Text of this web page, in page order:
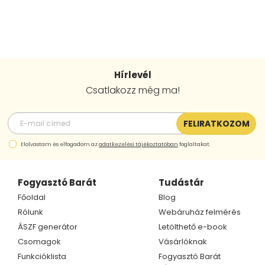
Fogyasztó Barát
Főoldal
Rólunk
ÁSZF generátor
Csomagok
Funkcióklista
Tudástár
Blog
Webáruház felmérés
Letölthető e-book
Vásárlóknak
Fogyasztó Barát
Hírlevél
Csatlakozz még ma!
FELIRATKOZOM
Elolvastam és elfogadom azadatkezelési tájékoztatóban foglaltakat.